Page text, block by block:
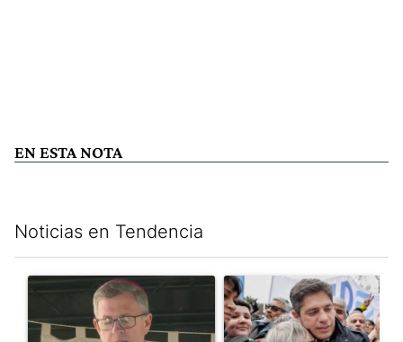
EN ESTA NOTA
Noticias en Tendencia
Un artículo de tendencia con el título "García Cuerva
Un artículo de tendencia con